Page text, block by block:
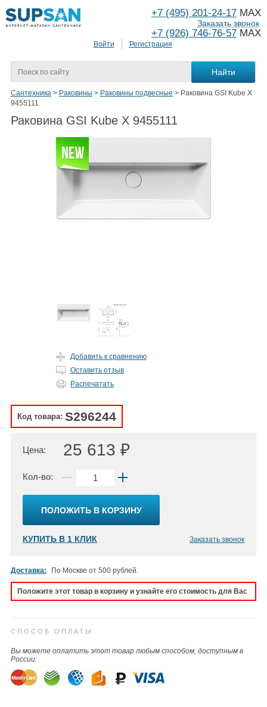
Войти Регистрация
+7 (495) 201-24-17 MAX
+7 (926) 746-76-57 MAX
Заказать звонок
Сантехника > Раковины > Раковины подвесные > Раковина GSI Kube X
9455111
Раковина GSI Kube X 9455111
Добавить к сравнению
Оставить отзыв
Распечатать
Код товара: S296244
Цена: 25 613 ₽
Кол-во:
ПОЛОЖИТЬ В КОРЗИНУ
КУПИТЬ В 1 КЛИК Заказать звонок
Доставка: По Москве от 500 рублей.
Положите этот товар в корзину и узнайте его стоимость для Вас
СПОСОБ ОПЛАТЫ:
Вы можете оплатить этот товар любым способом, доступным в
России: